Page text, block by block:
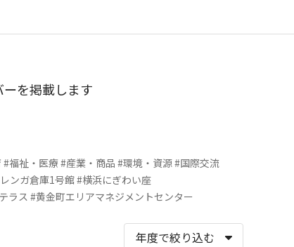
を掲載します
#福祉・医療#産業・商品 #環境・資源#国際交流
ンガ倉庫1号館#横浜にぎわい座
ラス#黄金町エリアマネジメントセンター